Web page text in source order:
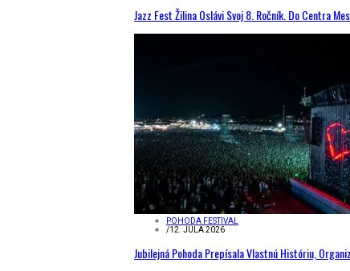
Jazz Fest Žilina Oslávi Svoj 8. Ročník. Do Centra
POHODA FESTIVAL
/12. JÚLA 2026
Jubilejná Pohoda Prepísala Vlastnú Históriu,